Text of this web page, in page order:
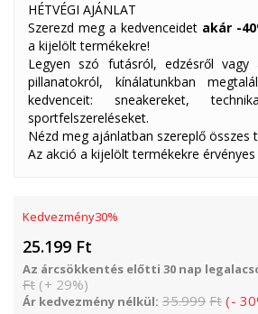
HÉTVÉGI AJÁNLAT
Szerezd meg a kedvenceidet akár -
a kijelölt termékekre!
Legyen szó futásról, edzésről vagy
pillanatokról, kínálatunkban
kedvenceit: sneakereket,
sportfelszereléseket.
Nézd meg ajánlatban szereplő összes
Az akció a kijelölt termékekre érvényes
Kedvezmény30%
25.199 Ft
Az árcsökkentés előtti 30 nap
Ft (+ 29%)
Ár kedvezmény nélkül: 35.999 Ft (- 30